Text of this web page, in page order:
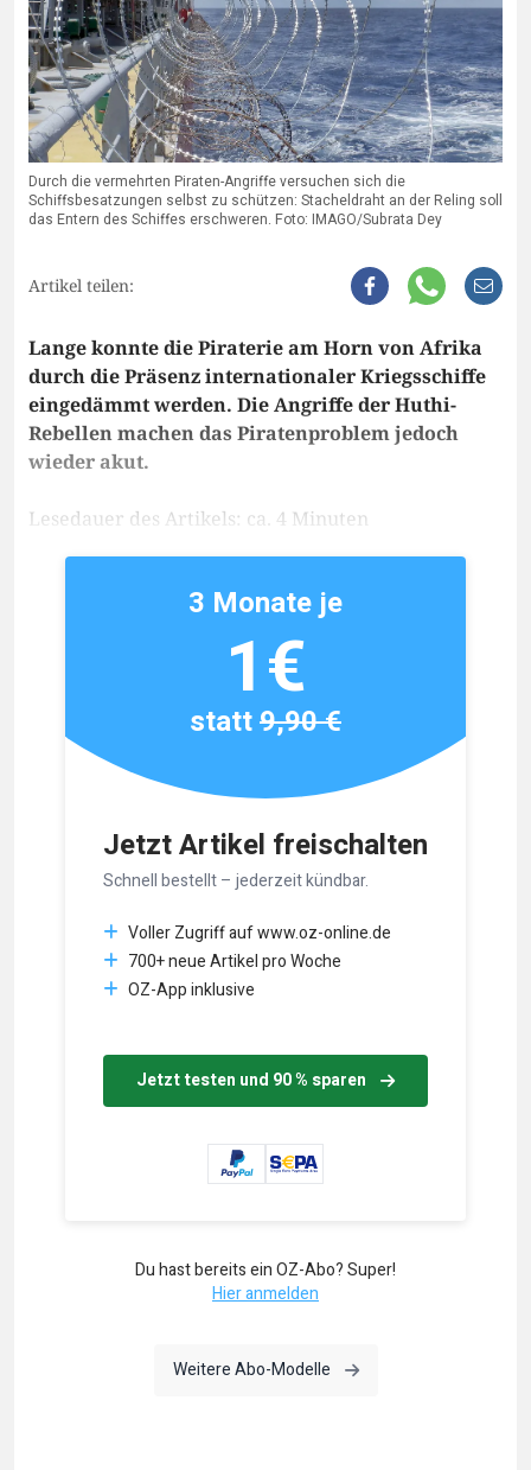
Durch die vermehrten Piraten-Angriffe versuchen sich die
Schiffsbesatzungen selbst zu schützen: Stacheldraht an der Reling soll
das Entern des Schiffes erschweren. Foto: IMAGO/Subrata Dey
Artikel teilen:
Lange konnte die Piraterie am Horn von Afrika
durch die Präsenz internationaler Kriegsschiffe
eingedämmt werden. Die Angriffe der Huthi-
Rebellen machen das Piratenproblem jedoch
wieder akut.
Lesedauer des Artikels: ca. 4 Minuten
Jetzt Artikel freischalten
Schnell bestellt – jederzeit kündbar.
Voller Zugriff auf www.oz-online.de
700+ neue Artikel pro Woche
OZ-App inklusive
Jetzt testen und 90 % sparen
3 Monate je
1€
statt9,90 €
Du hast bereits ein OZ-Abo? Super!
Hier anmelden
Weitere Abo-Modelle